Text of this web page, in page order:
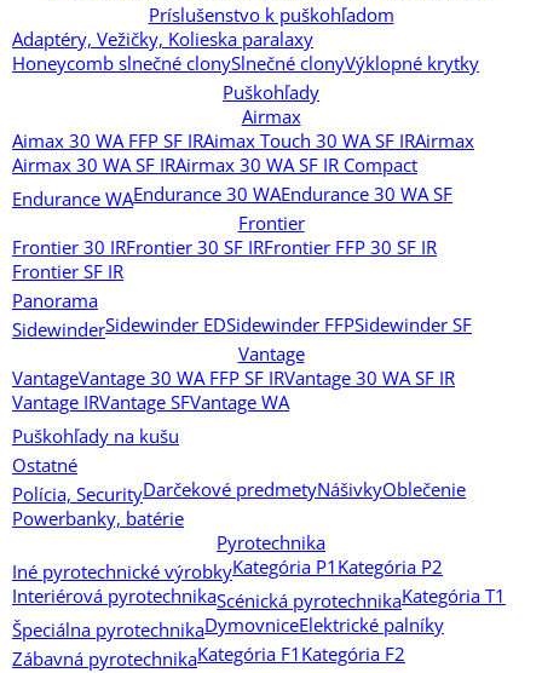
Príslušenstvo k puškohľadom
Adaptéry, Vežičky, Kolieska paralaxy
Honeycomb slnečné clonySlnečné clonyVýklopné krytky
Puškohľady
Airmax
Aimax 30 WA FFP SF IRAimax Touch 30 WA SF IRAirmax
Airmax 30 WA SF IRAirmax 30 WA SF IR Compact
Endurance WAEndurance 30 WAEndurance 30 WA SF
Frontier
Frontier 30 IRFrontier 30 SF IRFrontier FFP 30 SF IR
Frontier SF IR
Panorama
SidewinderSidewinder EDSidewinder FFPSidewinder SF
Vantage
VantageVantage 30 WA FFP SF IRVantage 30 WA SF IR
Vantage IRVantage SFVantage WA
Puškohľady na kušu
Ostatné
Polícia, SecurityDarčekové predmetyNášivkyOblečenie
Powerbanky, batérie
Pyrotechnika
Iné pyrotechnické výrobkyKategória P1 Kategória P2
Interiérová pyrotechnikaScénická pyrotechnikaKategória T1
Špeciálna pyrotechnikaDymovniceElektrické palníky
Zábavná pyrotechnikaKategória F1 Kategória F2